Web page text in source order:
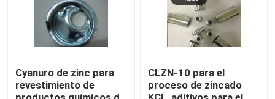
Noticias
Productos químicos para galvanizado
Cyanuro de zinc para
revestimiento de
CLZN-10 para el
proceso de zincado